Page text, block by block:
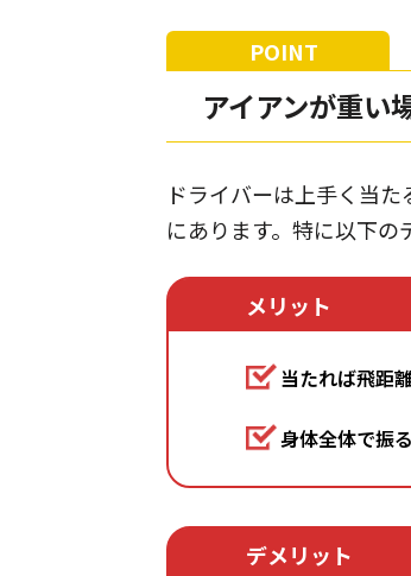
アイアンが重い
ドライバーは上手く当
にあります。特に以下の
メリット
当たれば飛距
身体全体で振
デメリット